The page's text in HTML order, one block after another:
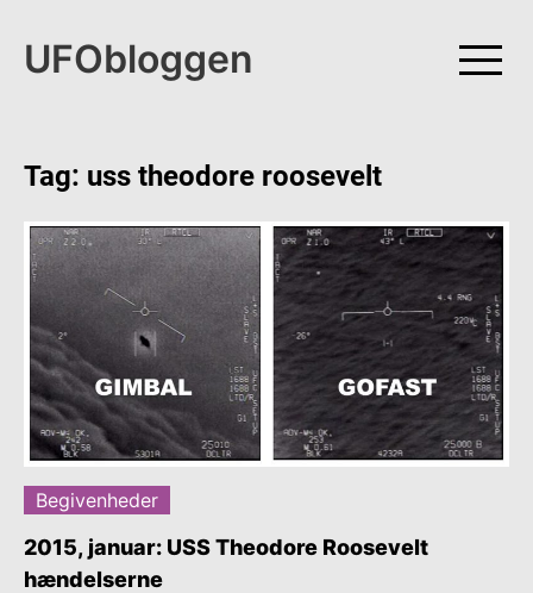
content
UFObloggen
Tag: uss theodore roosevelt
Begivenheder
2015, januar: USS Theodore Roosevelt
hændelserne